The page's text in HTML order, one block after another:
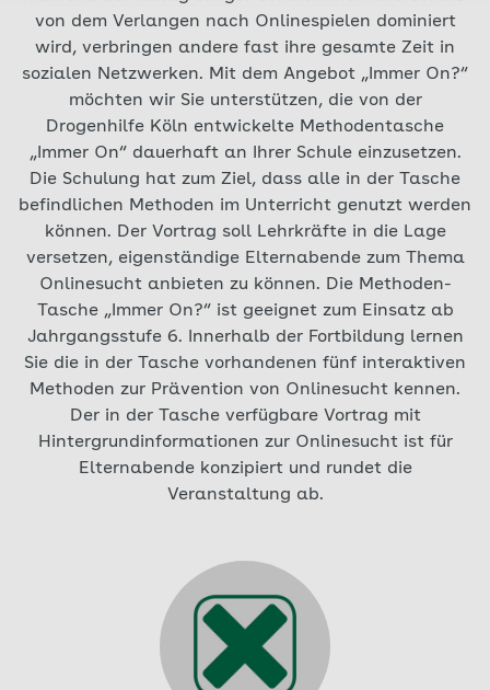
von dem Verlangen nach Onlinespielen dominiert
wird, verbringen andere fast ihre gesamte Zeit in
sozialen Netzwerken. Mit dem Angebot „Immer On?“
möchten wir Sie unterstützen, die von der
Drogenhilfe Köln entwickelte Methodentasche
„Immer On“ dauerhaft an Ihrer Schule einzusetzen.
Die Schulung hat zum Ziel, dass alle in der Tasche
befindlichen Methoden im Unterricht genutzt werden
können. Der Vortrag soll Lehrkräfte in die Lage
versetzen, eigenständige Elternabende zum Thema
Onlinesucht anbieten zu können. Die Methoden-
Tasche „Immer On?“ ist geeignet zum Einsatz ab
Jahrgangsstufe 6. Innerhalb der Fortbildung lernen
Sie die in der Tasche vorhandenen fünf interaktiven
Methoden zur Prävention von Onlinesucht kennen.
Der in der Tasche verfügbare Vortrag mit
Hintergrundinformationen zur Onlinesucht ist für
Elternabende konzipiert und rundet die
Veranstaltung ab.